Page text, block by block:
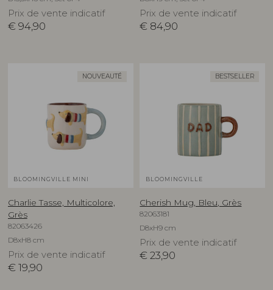
Prix de vente indicatif
€ 94,90
Prix de vente indicatif
€ 84,90
NOUVEAUTÉ
BLOOMINGVILLE MINI
Charlie Tasse, Multicolore,
Grès
82063426
D8xH8 cm
Prix de vente indicatif
€ 19,90
BESTSELLER
BLOOMINGVILLE
Cherish Mug, Bleu, Grès
82063181
D8xH9 cm
Prix de vente indicatif
€ 23,90